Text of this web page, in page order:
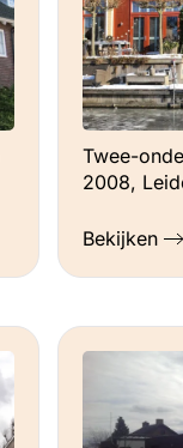
Twee-
2008,
Bekijken